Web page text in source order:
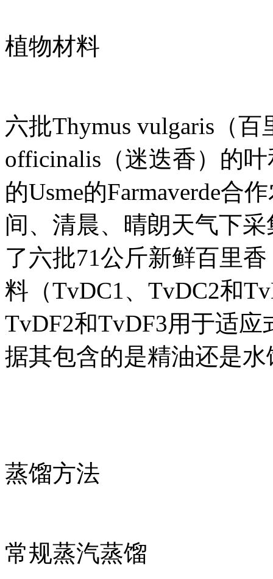
植物材料
六批Thymus vulgaris（
officinalis（迷迭香）的
的Usme的Farmaverde合
间、清晨、晴朗天气下
了六批71公斤新鲜百里
料（TvDC1、TvDC2和
TvDF2和TvDF3用于适
据其包含的是精油还是水
蒸馏方法
常规蒸汽蒸馏